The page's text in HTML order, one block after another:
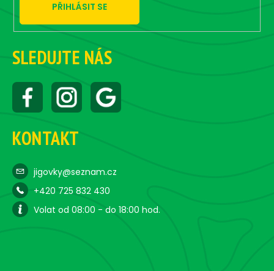
PŘIHLÁSIT SE
SLEDUJTE NÁS
KONTAKT
jigovky@seznam.cz
+420 725 832 430
Volat od 08:00 - do 18:00 hod.